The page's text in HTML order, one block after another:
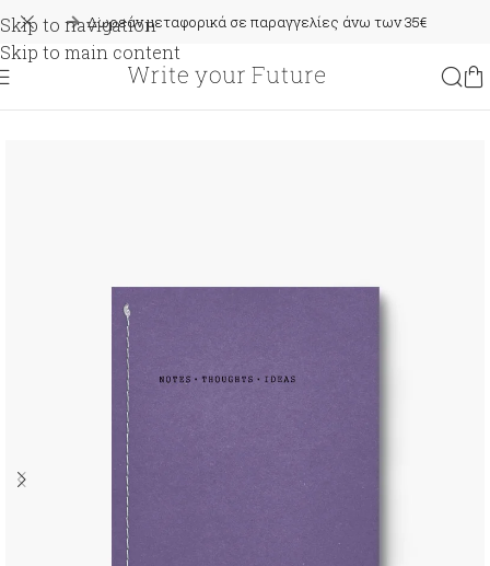
Skip to navigation
Skip to main content
Δωρεάν μεταφορικά σε παραγγελίες άνω των 35€